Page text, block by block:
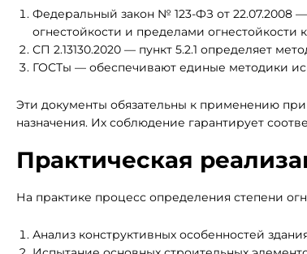
Федеральный закон № 123-ФЗ от 22.07.2008
огнестойкости и пределами огнестойкости
СП 2.13130.2020 — пункт 5.2.1 определяет
ГОСТы — обеспечивают единые методики
Эти документы обязательны к применению
назначения. Их соблюдение гарантирует
Практическая
На практике процесс определения степени
Анализ конструктивных особенностей